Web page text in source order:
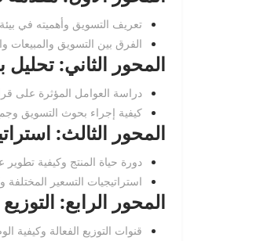
تعريف التسويق وأهميته في
الفرق بين التسويق والمبيعات
المحور الثاني:
دراسة العوامل المؤثرة على
كيفية إجراء بحوث التسويق وجمع
المحور الثالث:
دورة حياة المنتج وكيفية
استراتيجيات التسعير المختلفة
المحور الرابع:
قنوات التوزيع الفعالة وكيفية